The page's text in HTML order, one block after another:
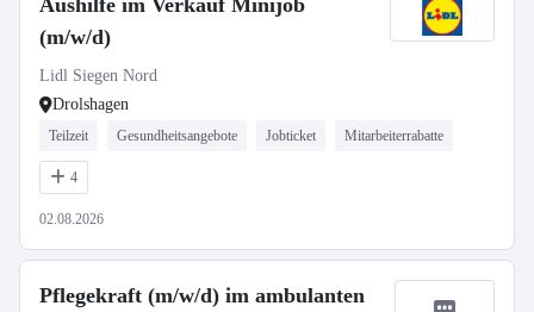
Aushilfe im Verkauf Minijob
(m/w/d)
Lidl Siegen Nord
Drolshagen
Teilzeit Gesundheitsangebote Jobticket Mitarbeiterrabatte
4
02.08.2026
Pflegekraft (m/w/d) im ambulanten